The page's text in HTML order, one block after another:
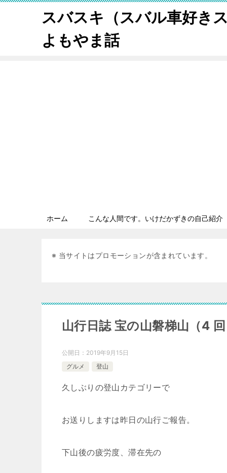
スバスキ（スバル車好き
よもやま話
ホーム こんな人間です。いけだかずきの自己紹介
※ 当サイトはプロモーションが含まれています。
山行日誌 宝の山磐梯山（4
公開日： 2019年9月15日
グルメ
登山
久しぶりの登山カテゴリーで
お送りしますは昨日の山行ご報告。
下山後の疲労度、滞在先の